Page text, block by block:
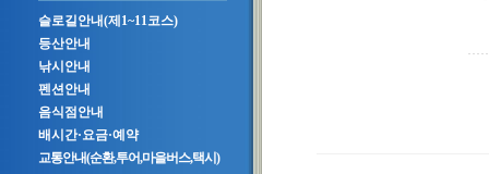
슬로길안내(제1~11코스)
등산안내
낚시안내
펜션안내
음식점안내
배시간·요금·예약
교통안내(순환,투어,마을버스,택시)